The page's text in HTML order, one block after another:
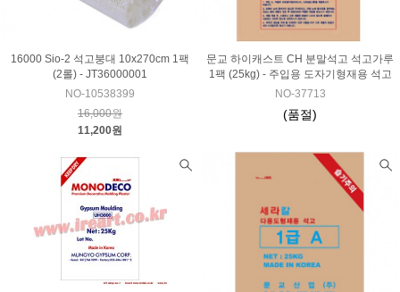
16000 Sio-2 석고붕대 10x270cm 1팩
(2롤) - JT36000001
NO-10538399
16,000원
11,200원
문교 하이캐스트 CH 분말석고 석고가루
1팩 (25kg) - 주입용 도자기형재용 석고
NO-37713
(품절)